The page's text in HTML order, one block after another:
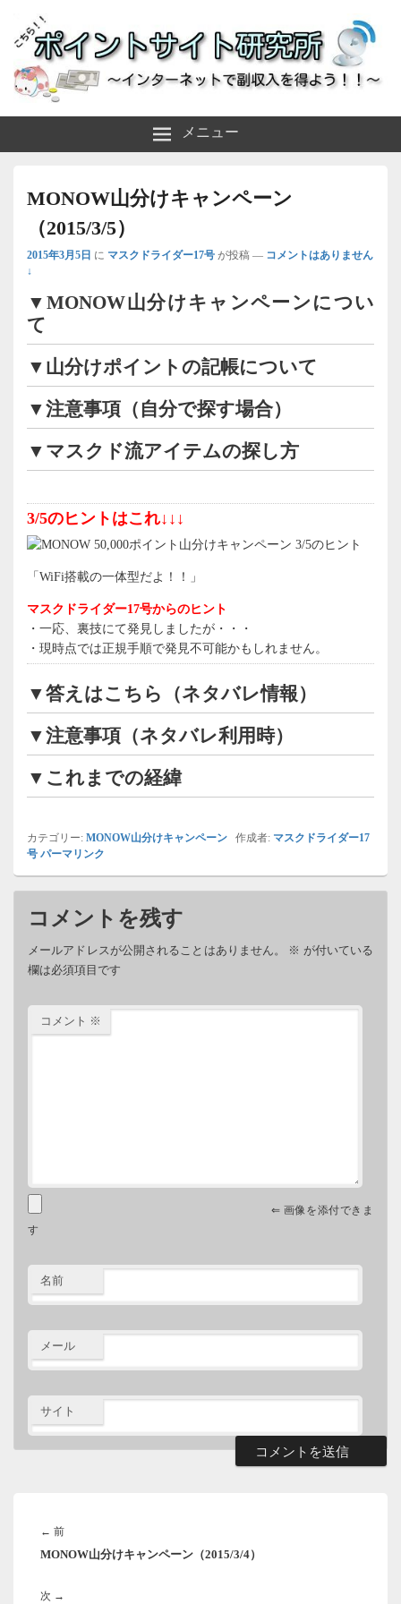
ポイントサイト研究所
メニュー
MONOW山分けキャンペーン
（2015/3/5）
2015年3月5日 に マスクドライダー17号 が投稿 — コメントはありません
↓
▼MONOW山分けキャンペーンについ
て
▼山分けポイントの記帳について
▼注意事項（自分で探す場合）
▼マスクド流アイテムの探し方
3/5のヒントはこれ↓↓↓
「WiFi搭載の一体型だよ！！」
マスクドライダー17号からのヒント
・一応、裏技にて発見しましたが・・・
・現時点では正規手順で発見不可能かもしれません。
▼答えはこちら（ネタバレ情報）
▼注意事項（ネタバレ利用時）
▼これまでの経緯
カテゴリー: MONOW山分けキャンペーン 作成者: マスクドライダー17
号 パーマリンク
コメントを残す
メールアドレスが公開されることはありません。 ※ が付いている
欄は必須項目です
コメント ※
⇐ 画像を添付できま
す
名前
メール
サイト
ビ
ー
← 前前
の
MONOW山分けキャンペーン（2015/3/4）
次 →